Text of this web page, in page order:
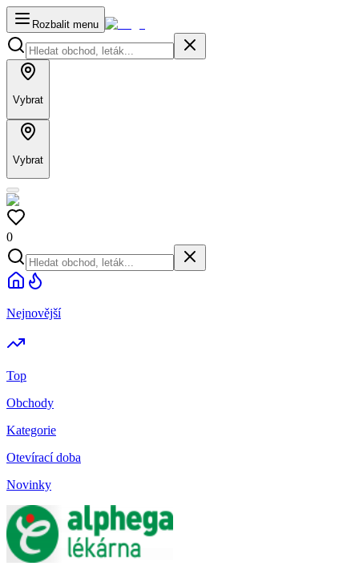
Rozbalit menu
Vybrat
Vybrat
0
Nejnovější
Top
Obchody
Kategorie
Otevírací doba
Novinky